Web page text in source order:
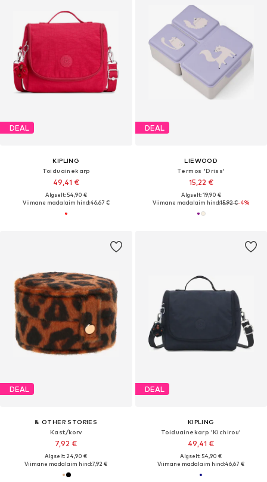
DEAL
KIPLING
Toiduainekarp
49,41 €
Algselt: 54,90 €
Viimane madalaim hind:46,67 €
DEAL
LIEWOOD
Termos 'Driss'
15,22 €
Algselt: 19,90 €
Viimane madalaim hind:15,92 €-4%
DEAL
& OTHER STORIES
Kast/korv
7,92 €
Algselt: 24,90 €
Viimane madalaim hind:7,92 €
DEAL
KIPLING
Toiduainekarp 'Kichirou'
49,41 €
Algselt: 54,90 €
Viimane madalaim hind:46,67 €